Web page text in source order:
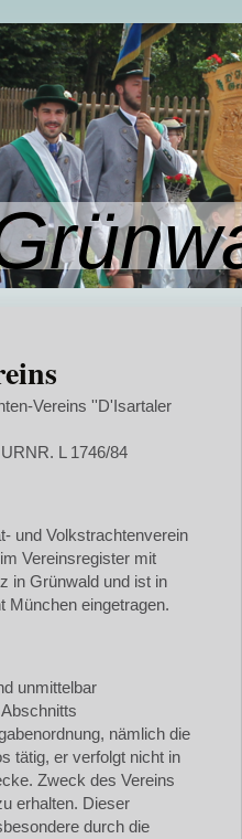
Vereins ''D'Isartaler
L 1746/84
und Volkstrachtenverein
Vereinsregister mit
in Grünwald und ist in
München eingetragen.
unmittelbar
nämlich die
tätig, er verfolgt nicht in
Zweck des Vereins
erhalten. Dieser
durch die